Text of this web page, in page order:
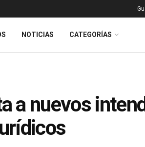
NOTICIAS CATEGORÍAS
a nuevos